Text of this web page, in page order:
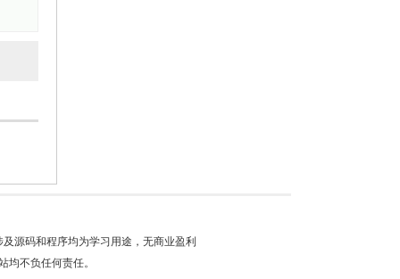
源码和程序均为学习用途，无商业盈利
均不负任何责任。